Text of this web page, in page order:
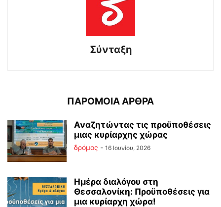
Σύνταξη
ΠΑΡΟΜΟΙΑ ΑΡΘΡΑ
Αναζητώντας τις προϋποθέσεις
μιας κυρίαρχης χώρας
δρόμος - 16 Ιουνίου, 2026
Ημέρα διαλόγου στη
Θεσσαλονίκη: Προϋποθέσεις για
μια κυρίαρχη χώρα!